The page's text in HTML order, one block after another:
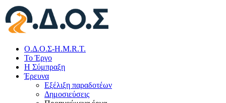
Ο.Δ.Ο.Σ-H.M.R.T.
Το Έργο
Η Σύμπραξη
Έρευνα
Εξέλιξη παραδοτέων
Δημοσιεύσεις